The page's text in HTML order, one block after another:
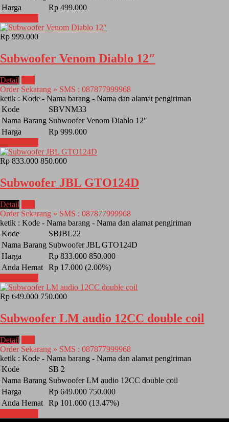
Harga
Rp 499.000
Rp 999.000
Subwoofer Venom Diablo 12″
Detail
Order Sekarang » SMS : 087877999968
ketik : Kode - Nama barang - Nama dan alamat pengiriman
Kode
SBVNM33
Nama Barang Subwoofer Venom Diablo 12″
Harga
Rp 999.000
Rp 833.000 850.000
Subwoofer JBL GTO124D
Detail
Order Sekarang » SMS : 087877999968
ketik : Kode - Nama barang - Nama dan alamat pengiriman
Kode
SBJBL22
Nama Barang Subwoofer JBL GTO124D
Harga
Rp 833.000 850.000
Anda Hemat
Rp 17.000 (2.00%)
Rp 649.000 750.000
Subwoofer LM audio 12CC double coil
Detail
Order Sekarang » SMS : 087877999968
ketik : Kode - Nama barang - Nama dan alamat pengiriman
Kode
SB 2
Nama Barang Subwoofer LM audio 12CC double coil
Harga
Rp 649.000 750.000
Anda Hemat
Rp 101.000 (13.47%)